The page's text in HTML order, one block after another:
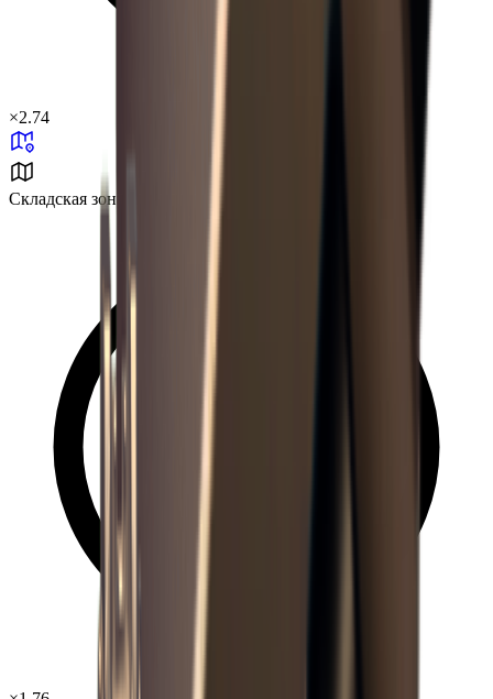
×2.74
Складская зона